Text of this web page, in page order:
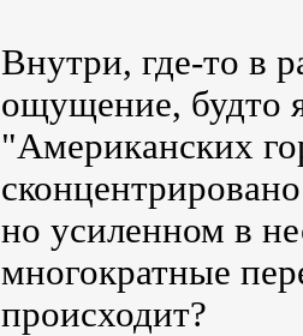
Внутри, где-то в
ощущение, будто
"Американских
но усиленном в
многократные
происходит?